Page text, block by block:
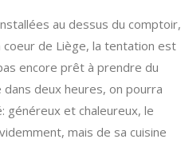
au dessus du comptoir,
coeur de Liège, la tentation est
encore prêt à prendre du
deux heures, on pourra
généreux et chaleureux, le
mais de sa cuisine